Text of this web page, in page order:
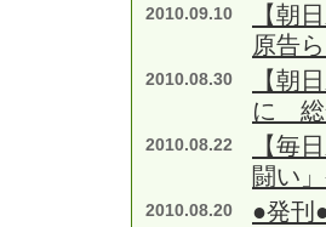
2010.09.10
【朝
原告
2010.08.30
【朝
に 総
2010.08.22
【毎
闘い
2010.08.20
●発刊